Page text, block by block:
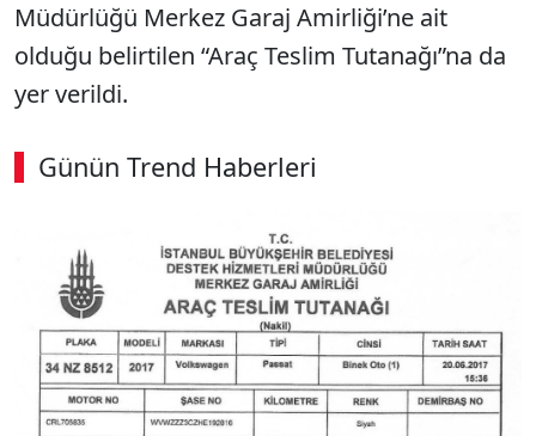
Müdürlüğü Merkez Garaj Amirliği’ne ait
olduğu belirtilen “Araç Teslim Tutanağı”na da
yer verildi.
Günün Trend Haberleri